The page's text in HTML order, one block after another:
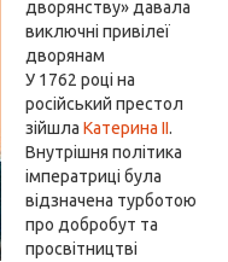
дворянству» давала
виключні привілеї
дворянам
У 1762 році на
російський престол
зійшла Катерина II.
Внутрішня політика
імператриці була
відзначена турботою
про добробут та
просвітництві